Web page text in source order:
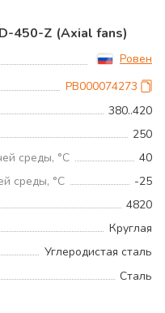
450-Z (Axial fans)
Ровен
РВ000074273
380..420
250
среды, °С
40
среды, °С
-25
4820
Круглая
Углеродистая сталь
Сталь